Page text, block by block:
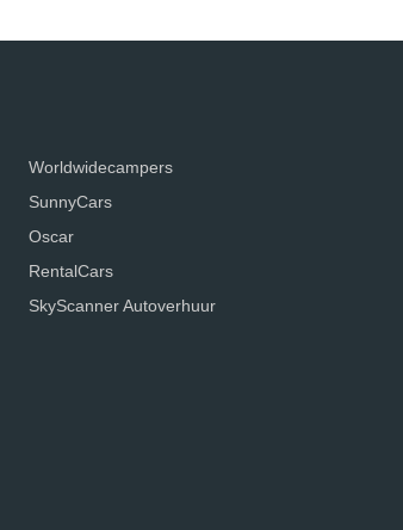
Worldwidecampers
SunnyCars
Oscar
RentalCars
SkyScanner Autoverhuur